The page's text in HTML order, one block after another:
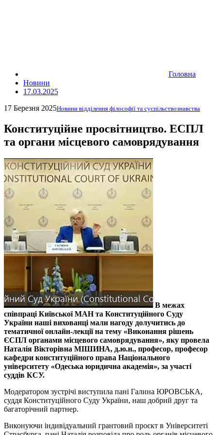
Головна
Новини
17.03.2025
17 Березня 2025Новини відділення філософії та суспільствознавства
Конституційне просвітництво. ЕСПЛ
та органи місцевого самоврядування
В межах
співпраці Київської МАН та Конституційного Суду
України наші вихованці мали нагоду долучитись до
тематичної онлайн-лекції на тему «Виконання рішень
ЄСПЛ органами місцевого самоврядування», яку провела
Наталія Вікторівна МІШИНА, д.ю.н., професор, професор
кафедри конституційного права Національного
університету «Одеська юридична академія», за участі
суддів КСУ.
Модератором зустрічі виступила пані Галина ЮРОВСЬКА,
суддя Конституційного Суду України, наш добрий друг та
багаторічний партнер.
Виконуючи індивідуальний грантовий проєкт в Університеті